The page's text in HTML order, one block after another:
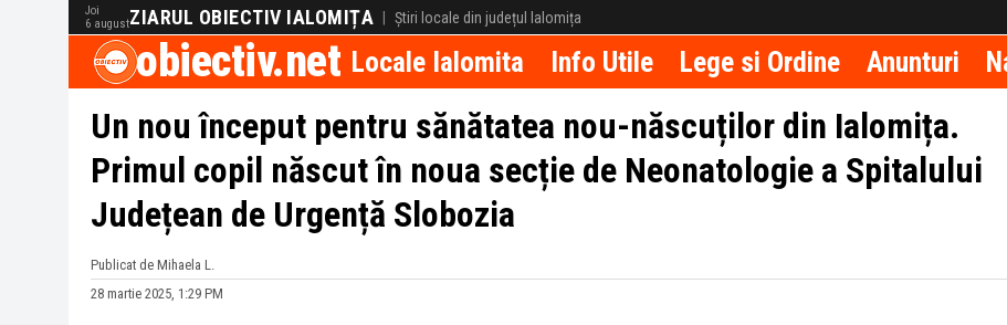
Joi
6 augustZIARUL OBIECTIV IALOMIȚA | Știri locale din județul Ialomița
obiectiv.net Locale Ialomita Info Utile Lege si Ordine Anunturi
Un nou început pentru sănătatea nou-născuților din Ialomița.
Primul copil născut în noua secție de Neonatologie a Spitalului
Județean de Urgență Slobozia
Publicat de Mihaela L.
28 martie 2025, 1:29 PM